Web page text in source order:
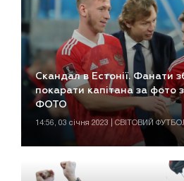
Скандал в Естонії. Фанати
покарати капітана за фото
ФОТО
14:56, 03 січня 2023 | СВІТОВИЙ ФУТБОЛ